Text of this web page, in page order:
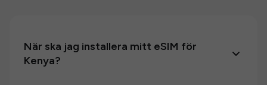
När ska jag installera mitt eSIM för
Kenya?